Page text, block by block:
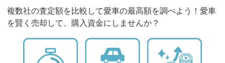
複数社の査定額を比較して愛車の最高額を調べよう！愛車
を賢く売却して、購入資金にしませんか？